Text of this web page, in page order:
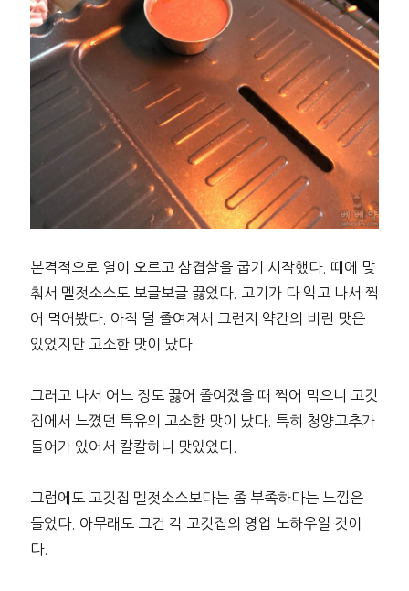
본격적으로 열이 오르고 삼겹살을 굽기 시작했다. 때에 맞
춰서 멜젓소스도 보글보글 끓었다. 고기가 다 익고 나서 찍
어 먹어봤다. 아직 덜 졸여져서 그런지 약간의 비린 맛은
있었지만 고소한 맛이 났다.
그러고 나서 어느 정도 끓어 졸여졌을 때 찍어 먹으니 고깃
집에서 느꼈던 특유의 고소한 맛이 났다. 특히 청양고추가
들어가 있어서 칼칼하니 맛있었다.
그럼에도 고깃집 멜젓소스보다는 좀 부족하다는 느낌은
들었다. 아무래도 그건 각 고깃집의 영업 노하우일 것이
다.